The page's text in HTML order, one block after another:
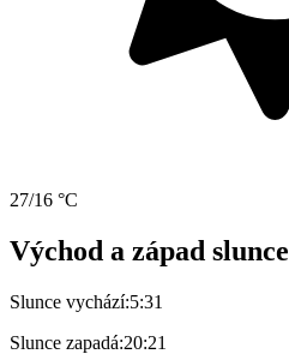
27/16 °C
Východ a západ slunce
Slunce vychází:5:31
Slunce zapadá:20:21